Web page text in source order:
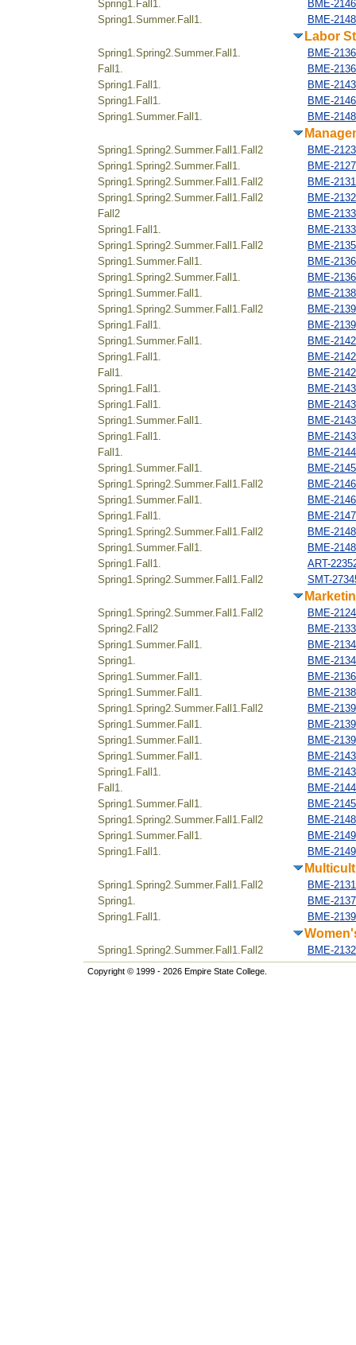
Spring1.Fall1.
BME-
Spring1.Summer.Fall1.
BME-
Labor
Spring1.Spring2.Summer.Fall1.
BME-
Fall1.
BME-
Spring1.Fall1.
BME-
Spring1.Fall1.
BME-
Spring1.Summer.Fall1.
BME-
Spring1.Spring2.Summer.Fall1.Fall2
BME-
Spring1.Spring2.Summer.Fall1.
BME-
Spring1.Spring2.Summer.Fall1.Fall2
BME-
Spring1.Spring2.Summer.Fall1.Fall2
BME-
Fall2
BME-
Spring1.Fall1.
BME-
Spring1.Spring2.Summer.Fall1.Fall2
BME-
Spring1.Summer.Fall1.
BME-
Spring1.Spring2.Summer.Fall1.
BME-
Spring1.Summer.Fall1.
BME-
Spring1.Spring2.Summer.Fall1.Fall2
BME-
Spring1.Fall1.
BME-
Spring1.Summer.Fall1.
BME-
Spring1.Fall1.
BME-
Fall1.
BME-
Spring1.Fall1.
BME-
Spring1.Fall1.
BME-
Spring1.Summer.Fall1.
BME-
Spring1.Fall1.
BME-
Fall1.
BME-
Spring1.Summer.Fall1.
BME-
Spring1.Spring2.Summer.Fall1.Fall2
BME-
Spring1.Summer.Fall1.
BME-
Spring1.Fall1.
BME-
Spring1.Spring2.Summer.Fall1.Fall2
BME-
Spring1.Summer.Fall1.
BME-
Spring1.Fall1.
ART-
Spring1.Spring2.Summer.Fall1.Fall2
SMT-
Spring1.Spring2.Summer.Fall1.Fall2
BME-
Spring2.Fall2
BME-
Spring1.Summer.Fall1.
BME-
Spring1.
BME-
Spring1.Summer.Fall1.
BME-
Spring1.Summer.Fall1.
BME-
Spring1.Spring2.Summer.Fall1.Fall2
BME-
Spring1.Summer.Fall1.
BME-
Spring1.Summer.Fall1.
BME-
Spring1.Summer.Fall1.
BME-
Spring1.Fall1.
BME-
Fall1.
BME-
Spring1.Summer.Fall1.
BME-
Spring1.Spring2.Summer.Fall1.Fall2
BME-
Spring1.Summer.Fall1.
BME-
Spring1.Fall1.
BME-
Spring1.Spring2.Summer.Fall1.Fall2
BME-
Spring1.
BME-
Spring1.Fall1.
BME-
Spring1.Spring2.Summer.Fall1.Fall2 BME-
Copyright © 1999 - 2026 Empire State College.